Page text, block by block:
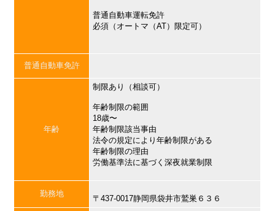
普通自動車運転免許
必須（オートマ（AT）限定可）
普通自動車免許
年齢
制限あり（相談可）
年齢制限の範囲
18歳〜
年齢制限該当事由
法令の規定により年齢制限がある
年齢制限の理由
労働基準法に基づく深夜就業制限
勤務地
〒437-0017静岡県袋井市鷲巣６３６